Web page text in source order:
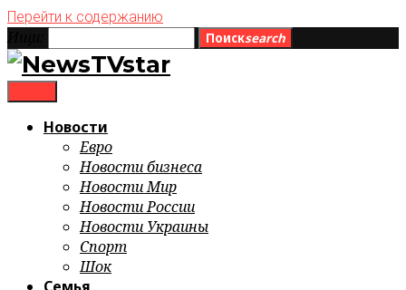
Перейти к содержанию
Поискsearch
Новости
Евро
Новости бизнеса
Новости Мир
Новости России
Новости Украины
Спорт
Шок